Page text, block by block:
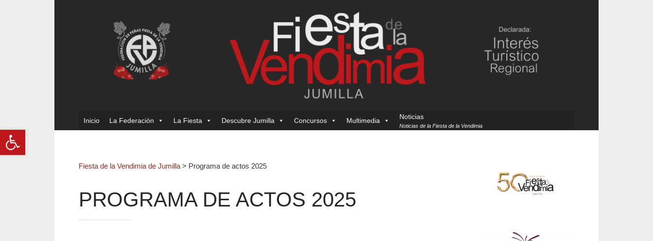
Abrir barra de herramientas
Inicio La Federación La Fiesta Descubre Jumilla Concursos Multimedia Noticias
Noticias de la Fiesta de la Vendimia
Fiesta de la Vendimia de Jumilla > Programa de actos 2025
PROGRAMA DE ACTOS 2025